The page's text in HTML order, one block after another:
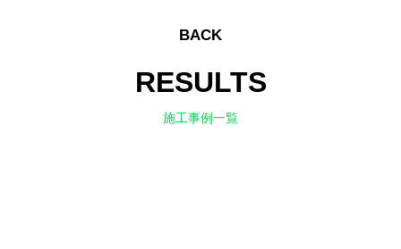
BACK
RESULTS
施工事例一覧